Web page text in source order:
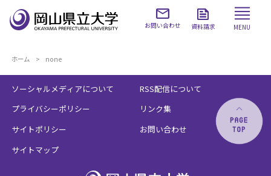
お問い合わせ 資料請求 MENU
ホーム none
ソーシャルメディアについて
プライバシーポリシー
サイトポリシー
サイトマップ
RSS配信について
リンク集
お問い合わせ